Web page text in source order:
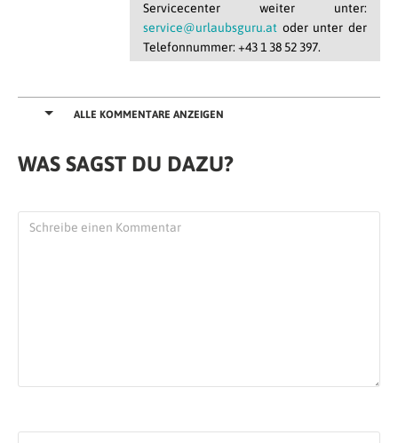
Servicecenter weiter unter:
service@urlaubsguru.at oder unter der
Telefonnummer: +43 1 38 52 397.
dein Urlaubsguru
ALLE KOMMENTARE ANZEIGEN
WAS SAGST DU DAZU?